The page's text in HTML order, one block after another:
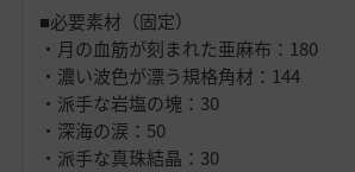
■必要素材（固定）
・月の血筋が刻まれた亜麻布：180
・濃い波色が漂う規格角材：144
・派手な岩塩の塊：30
・深海の涙：50
・派手な真珠結晶：30